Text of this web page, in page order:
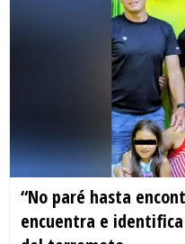
“No paré hasta
encuentra e